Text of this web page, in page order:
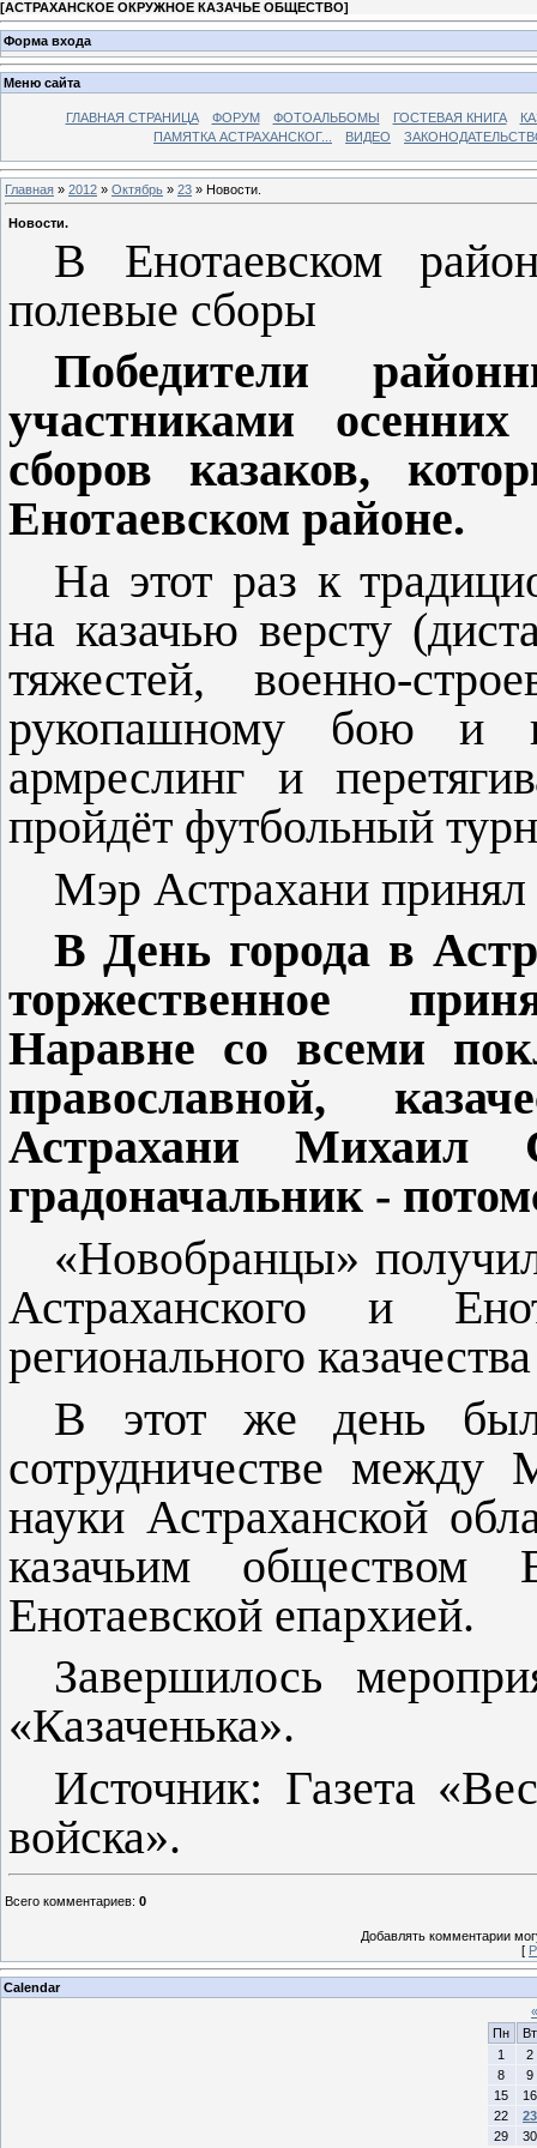
[АСТРАХАНСКОЕ ОКРУЖНОЕ КАЗАЧЬЕ ОБЩЕСТВО]
Форма входа
Меню сайта
ГЛАВНАЯ СТРАНИЦА ФОРУМ ФОТОАЛЬБОМЫ ГОСТЕВАЯ КНИГА
ПАМЯТКА АСТРАХАНСКОГ...
ВИДЕО
Главная » 2012 » Октябрь » 23 » Новости.
Новости.
В Енотаевском
полевые сборы
Победители
участниками
сборов казаков,
Енотаевском районе.
На этот раз к
на казачью версту
тяжестей, военно-
рукопашному бою и
армреслинг и
пройдёт футбольный
Мэр Астрахани принял
В День города в
торжественное
Наравне со всеми
православной,
Астрахани Михаил
градоначальник -
«Новобранцы»
Астраханского и
регионального
В этот же день
сотрудничестве между
науки Астраханской
казачьим
Енотаевской епархией.
Завершилось
«Казаченька».
Источник: Газета
войска».
Всего комментариев: 0
Добавлять комментарии
[
Calendar
«
Пн
Вт
1
2
8
9
15
16
22
23
29
30